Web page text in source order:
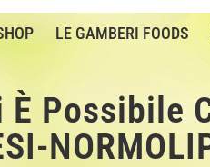
LE GAMBERI FOODS
Possibile